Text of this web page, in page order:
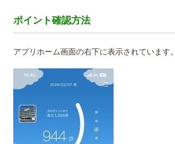
ポイント確認方法
アプリホーム画面の右下に表示されています。